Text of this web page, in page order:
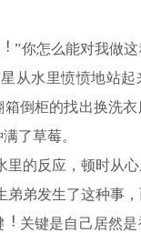
”你怎么能对我做
星从水里愤愤地站
箱倒柜的找出换洗
了草莓。
里的反应，顿时从
弟弟发生了这种事
关键是自己居然